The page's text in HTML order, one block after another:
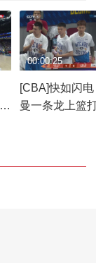
[CBA]快如闪
曼一条龙上篮
00:00:25